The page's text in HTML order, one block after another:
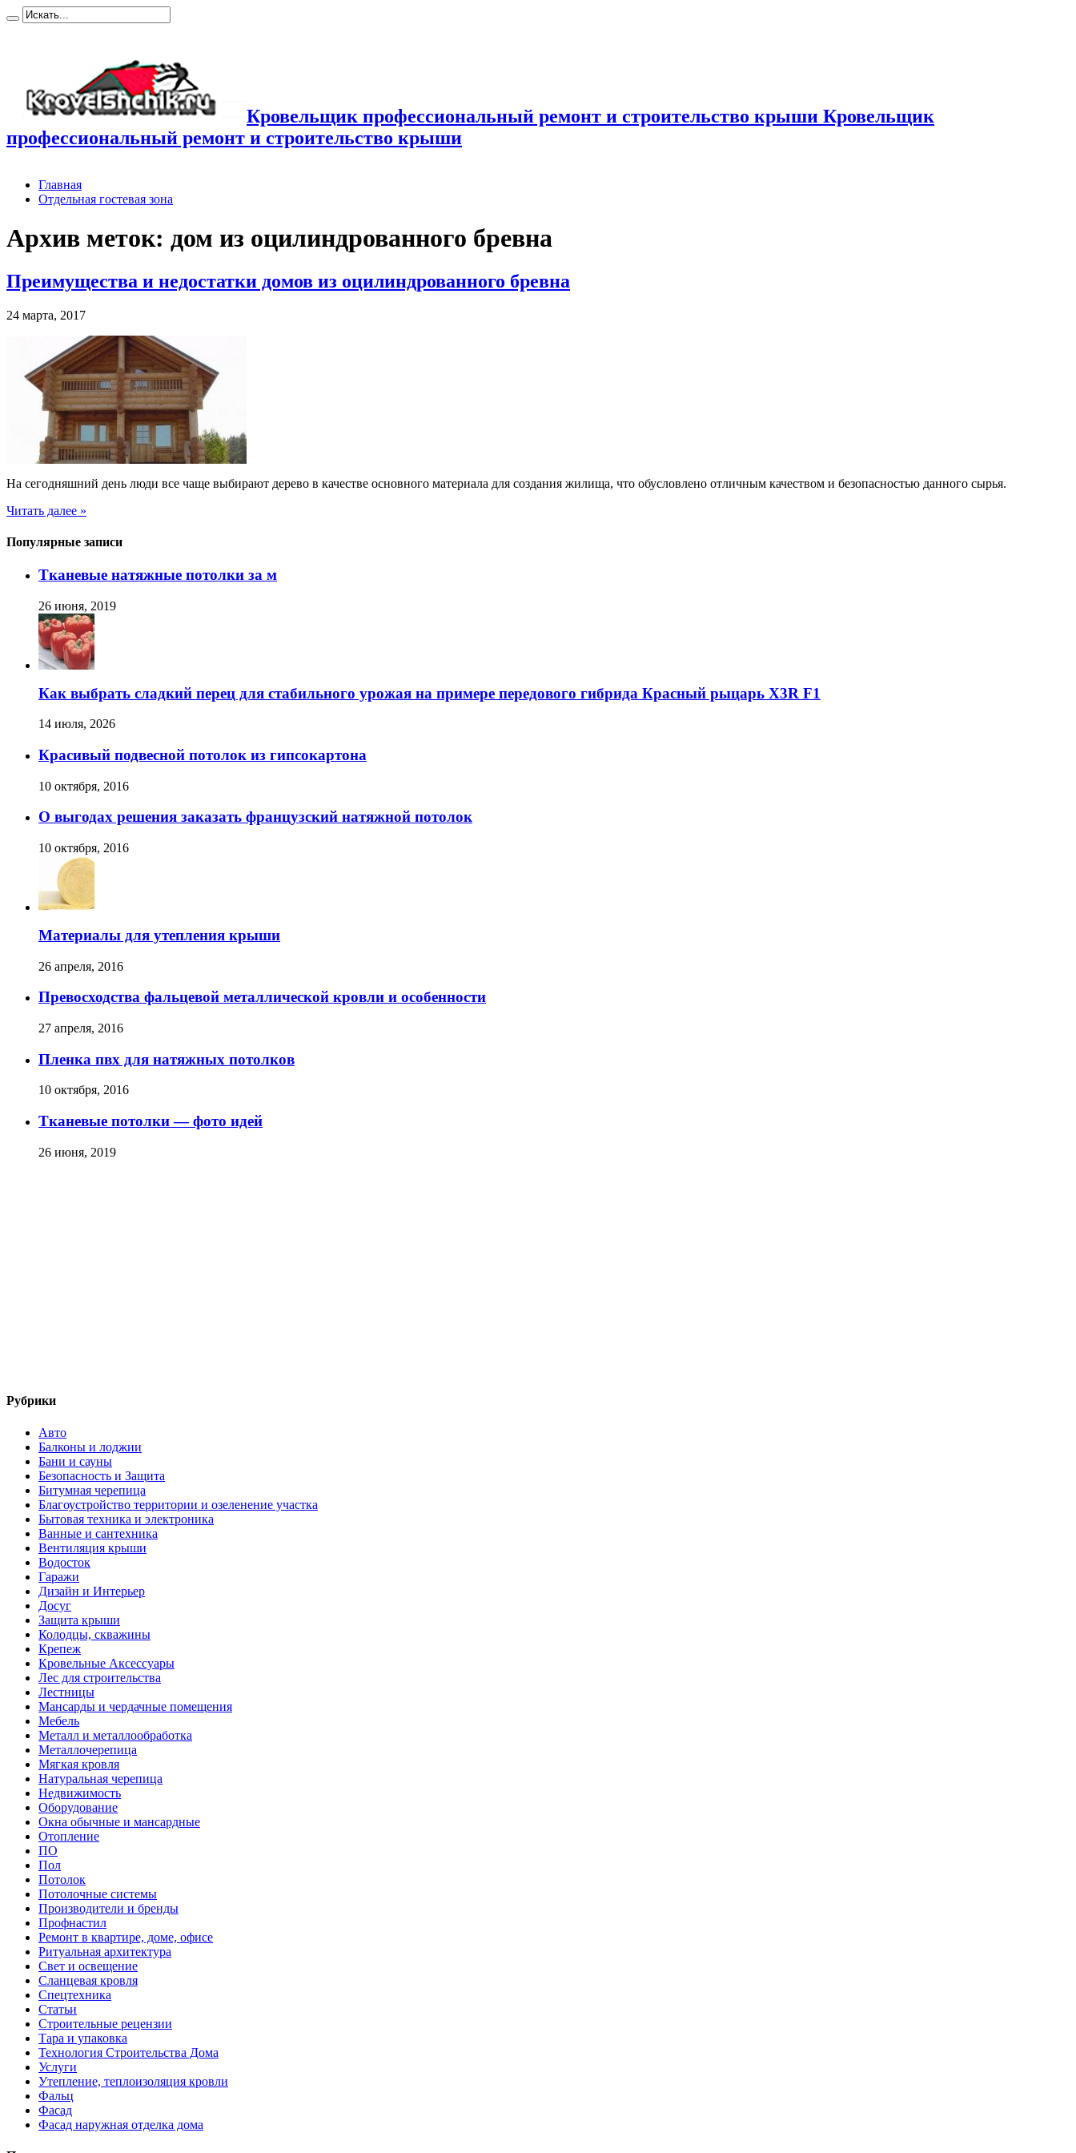
Кровельщик профессиональный ремонт и строительство крыши Кровельщик
профессиональный ремонт и строительство крыши
Главная
Отдельная гостевая зона
Архив меток: дом из оцилиндрованного бревна
Преимущества и недостатки домов из оцилиндрованного бревна
24 марта, 2017
На сегодняшний день люди все чаще выбирают дерево в качестве основного материала для создания жилища, что обусловлено отличным качеством и безопасностью данного сырья.
Читать далее »
Популярные записи
Тканевые натяжные потолки за м
26 июня, 2019
Как выбрать сладкий перец для стабильного урожая на примере передового гибрида Красный рыцарь X3R F1
14 июля, 2026
Красивый подвесной потолок из гипсокартона
10 октября, 2016
О выгодах решения заказать французский натяжной потолок
10 октября, 2016
Материалы для утепления крыши
26 апреля, 2016
Превосходства фальцевой металлической кровли и особенности
27 апреля, 2016
Пленка пвх для натяжных потолков
10 октября, 2016
Тканевые потолки — фото идей
26 июня, 2019
Рубрики
Авто
Балконы и лоджии
Бани и сауны
Безопасность и Защита
Битумная черепица
Благоустройство территории и озеленение участка
Бытовая техника и электроника
Ванные и сантехника
Вентиляция крыши
Водосток
Гаражи
Дизайн и Интерьер
Досуг
Защита крыши
Колодцы, скважины
Крепеж
Кровельные Аксессуары
Лес для строительства
Лестницы
Мансарды и чердачные помещения
Мебель
Металл и металлообработка
Металлочерепица
Мягкая кровля
Натуральная черепица
Недвижимость
Оборудование
Окна обычные и мансардные
Отопление
ПО
Пол
Потолок
Потолочные системы
Производители и бренды
Профнастил
Ремонт в квартире, доме, офисе
Ритуальная архитектура
Свет и освещение
Сланцевая кровля
Спецтехника
Статьи
Строительные рецензии
Тара и упаковка
Технология Строительства Дома
Услуги
Утепление, теплоизоляция кровли
Фальц
Фасад
Фасад наружная отделка дома